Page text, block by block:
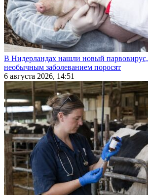
В Нидерландах нашли новый
необычным заболеванием поросят
6 августа 2026, 14:51